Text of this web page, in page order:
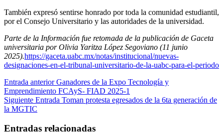
También expresó sentirse honrado por toda la comunidad estudiantil,
por el Consejo Universitario y las autoridades de la universidad.
Parte de la Información fue retomada de la publicación de Gaceta
universitaria por Olivia Yaritza López Segoviano (11 junio
2025).https://gaceta.uabc.mx/notas/institucional/nuevas-
designaciones-en-el-tribunal-universitario-de-la-uabc-para-el-periodo
Entrada anteriorGanadores de la Expo Tecnología y
Emprendimiento FCAyS- FIAD 2025-1
Siguiente Entrada Toman protesta egresados de la 6ta generación de
la MGTIC
Entradas relacionadas